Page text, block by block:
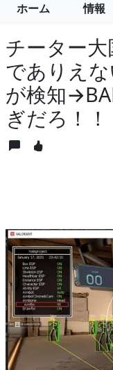
ホーム 情報
チーター大
でありえ
が検知
ぎだろ！！